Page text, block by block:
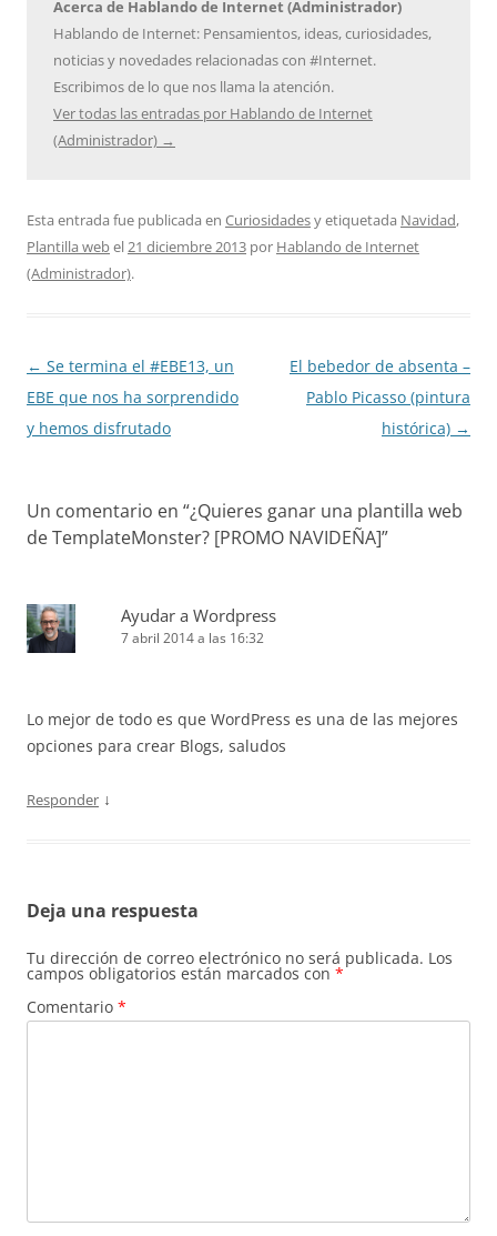
Acerca de Hablando de Internet (Administrador)
Hablando de Internet: Pensamientos, ideas, curiosidades,
noticias y novedades relacionadas con #Internet.
Escribimos de lo que nos llama la atención.
Ver todas las entradas por Hablando de Internet
(Administrador) →
Esta entrada fue publicada en Curiosidadesy etiquetada Navidad,
Plantilla webel21 diciembre 2013 por Hablando de Internet
(Administrador).
Navegación
de
entradas
← Se termina el #EBE13, un
EBE que nos ha sorprendido
y hemos disfrutado
El bebedor de absenta –
Pablo Picasso (pintura
histórica) →
Un comentario en “¿Quieres ganar una plantilla web
de TemplateMonster? [PROMO NAVIDEÑA]”
Ayudar a Wordpress
7 abril 2014 a las 16:32
Lo mejor de todo es que WordPress es una de las mejores
opciones para crear Blogs, saludos
Responder ↓
Deja una respuesta
Tu dirección de correo electrónico no será publicada. Los
campos obligatorios están marcados con *
Comentario *